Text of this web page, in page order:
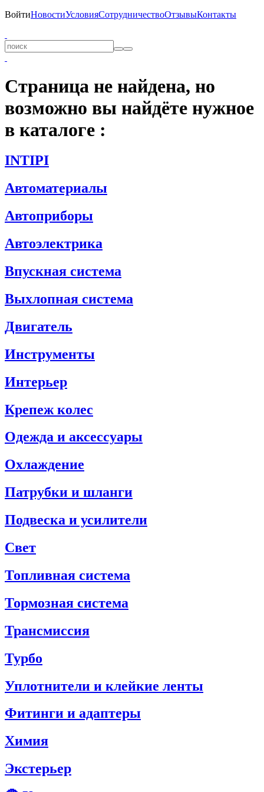
ВойтиНовостиУсловияСотрудничествоОтзывыКонтакты
Страница не найдена, но
возможно вы найдёте нужное
в каталоге :
INTIPI
Автоматериалы
Автоприборы
Автоэлектрика
Впускная система
Выхлопная система
Двигатель
Инструменты
Интерьер
Крепеж колес
Одежда и аксессуары
Охлаждение
Патрубки и шланги
Подвеска и усилители
Свет
Топливная система
Тормозная система
Трансмиссия
Турбо
Уплотнители и клейкие ленты
Фитинги и адаптеры
Химия
Экстерьер